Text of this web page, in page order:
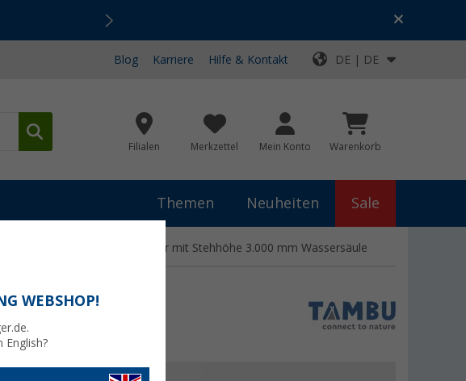
Top-Deals für dein Abenteuer!
Blog Karriere Hilfe & Kontakt DE | DE
Filialen Merkzettel Mein Konto Warenkorb
Themen Neuheiten Sale
aus recyceltem Polyester mit Stehhöhe 3.000 mm Wassersäule
Stehhöhe
WEBSHOP!